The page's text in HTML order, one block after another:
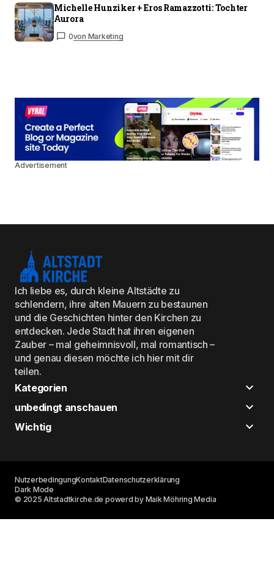
Michelle Hunziker + Eros Ramazzotti: Tochter
Aurora
0von Marketing
Advertisement
Ich liebe es, durch kleine Altstädte zu
schlendern, ihre alten Mauern zu bestaunen
und die Geschichten hinter den Kirchen zu
entdecken. Jede Stadt hat ihren eigenen
Zauber – mal geheimnisvoll, mal romantisch –
und genau diesen möchte ich hier mit dir
teilen.
Kategorien
unbedingt anschauen
Wichtig
© 2025 Altstadtkirche.de powerd by Maik Möhring Media
NutzerbedingungKontaktDatenschutzerklärung
Dark Mode